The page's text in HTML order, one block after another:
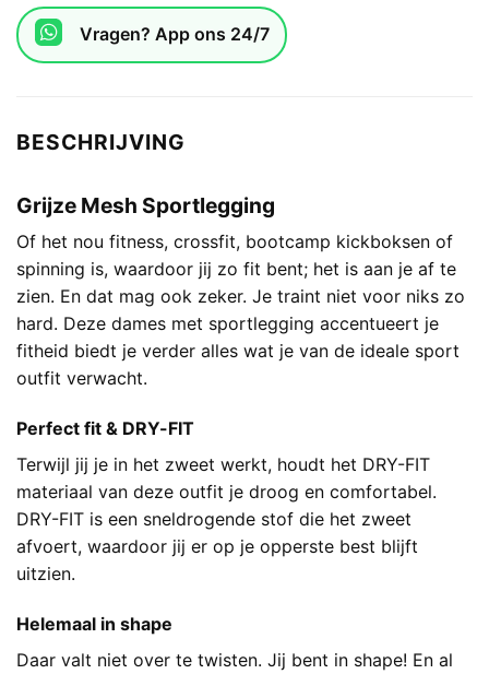
Vragen? App ons 24/7
BESCHRIJVING
Grijze Mesh Sportlegging
Of het nou fitness, crossfit, bootcamp kickboksen of
spinning is, waardoor jij zo fit bent; het is aan je af te
zien. En dat mag ook zeker. Je traint niet voor niks zo
hard. Deze dames met sportlegging accentueert je
fitheid biedt je verder alles wat je van de ideale sport
outfit verwacht.
Perfect fit & DRY-FIT
Terwijl jij je in het zweet werkt, houdt het DRY-FIT
materiaal van deze outfit je droog en comfortabel.
DRY-FIT is een sneldrogende stof die het zweet
afvoert, waardoor jij er op je opperste best blijft
uitzien.
Helemaal in shape
Daar valt niet over te twisten. Jij bent in shape! En al